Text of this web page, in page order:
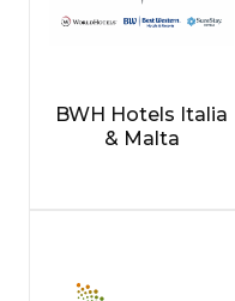
BWH Hotels Italia
& Malta